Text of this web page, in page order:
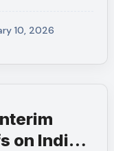
10, 2026
on Indian